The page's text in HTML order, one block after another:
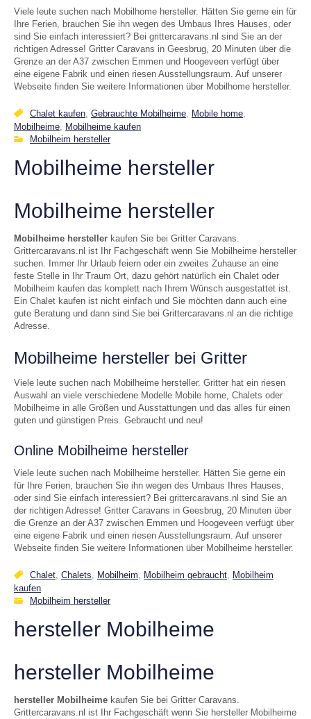
Viele leute suchen nach Mobilhome hersteller. Hätten Sie gerne ein für
Ihre Ferien, brauchen Sie ihn wegen des Umbaus Ihres Hauses, oder
sind Sie einfach interessiert? Bei grittercaravans.nl sind Sie an der
richtigen Adresse! Gritter Caravans in Geesbrug, 20 Minuten über die
Grenze an der A37 zwischen Emmen und Hoogeveen verfügt über
eine eigene Fabrik und einen riesen Ausstellungsraum. Auf unserer
Webseite finden Sie weitere Informationen über Mobilhome hersteller.
Chalet kaufen Gebrauchte Mobilheime Mobile home
Mobilheime Mobilheime kaufen
Mobilheim hersteller
Mobilheime hersteller
Mobilheime hersteller
Mobilheime hersteller kaufen Sie bei Gritter Caravans.
Grittercaravans.nl ist Ihr Fachgeschäft wenn Sie Mobilheime hersteller
suchen. Immer Ihr Urlaub feiern oder ein zweites Zuhause an eine
feste Stelle in Ihr Traum Ort, dazu gehört natürlich ein Chalet oder
Mobilheim kaufen das komplett nach Ihrem Wünsch ausgestattet ist.
Ein Chalet kaufen ist nicht einfach und Sie möchten dann auch eine
gute Beratung und dann sind Sie bei Grittercaravans.nl an die richtige
Adresse.
Mobilheime hersteller bei Gritter
Viele leute suchen nach Mobilheime hersteller. Gritter hat ein riesen
Auswahl an viele verschiedene Modelle Mobile home, Chalets oder
Mobilheime in alle Größen und Ausstattungen und das alles für einen
guten und günstigen Preis. Gebraucht und neu!
Online Mobilheime hersteller
Viele leute suchen nach Mobilheime hersteller. Hätten Sie gerne ein
für Ihre Ferien, brauchen Sie ihn wegen des Umbaus Ihres Hauses,
oder sind Sie einfach interessiert? Bei grittercaravans.nl sind Sie an
der richtigen Adresse! Gritter Caravans in Geesbrug, 20 Minuten über
die Grenze an der A37 zwischen Emmen und Hoogeveen verfügt über
eine eigene Fabrik und einen riesen Ausstellungsraum. Auf unserer
Webseite finden Sie weitere Informationen über Mobilheime hersteller.
Chalet Chalets Mobilheim Mobilheim gebraucht Mobilheim
kaufen
Mobilheim hersteller
hersteller Mobilheime
hersteller Mobilheime
hersteller Mobilheime kaufen Sie bei Gritter Caravans.
Grittercaravans.nl ist Ihr Fachgeschäft wenn Sie hersteller Mobilheime